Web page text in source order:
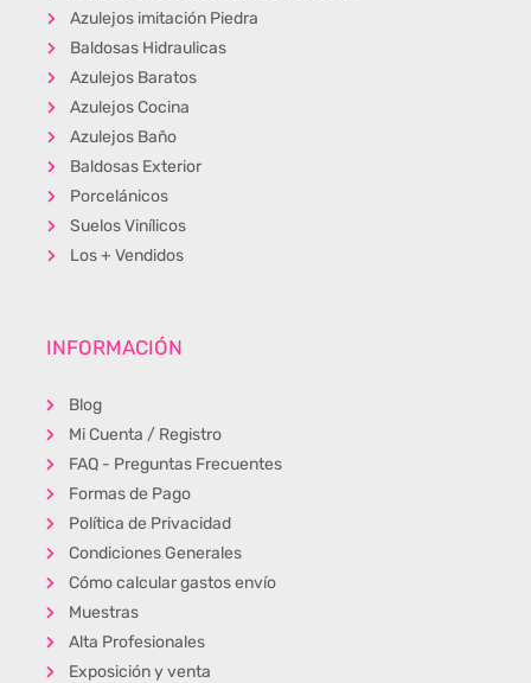
Azulejos imitación Piedra
Baldosas Hidraulicas
Azulejos Baratos
Azulejos Cocina
Azulejos Baño
Baldosas Exterior
Porcelánicos
Suelos Vinílicos
Los + Vendidos
INFORMACIÓN
Blog
Mi Cuenta / Registro
FAQ - Preguntas Frecuentes
Formas de Pago
Política de Privacidad
Condiciones Generales
Cómo calcular gastos envío
Muestras
Alta Profesionales
Exposición y venta